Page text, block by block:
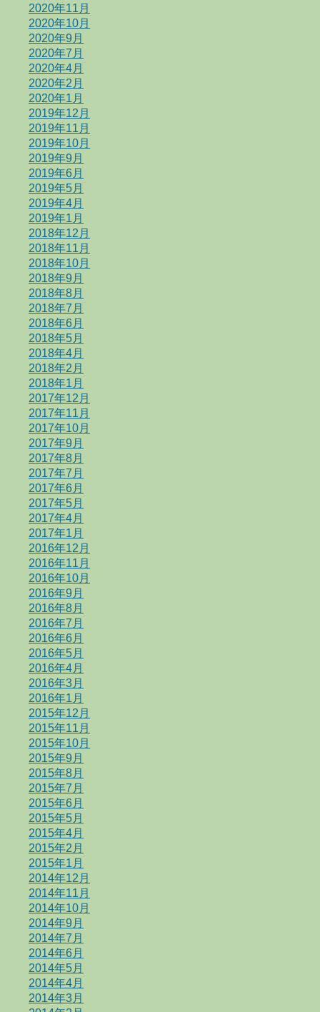
2020年11月
2020年10月
2020年9月
2020年7月
2020年4月
2020年2月
2020年1月
2019年12月
2019年11月
2019年10月
2019年9月
2019年6月
2019年5月
2019年4月
2019年1月
2018年12月
2018年11月
2018年10月
2018年9月
2018年8月
2018年7月
2018年6月
2018年5月
2018年4月
2018年2月
2018年1月
2017年12月
2017年11月
2017年10月
2017年9月
2017年8月
2017年7月
2017年6月
2017年5月
2017年4月
2017年1月
2016年12月
2016年11月
2016年10月
2016年9月
2016年8月
2016年7月
2016年6月
2016年5月
2016年4月
2016年3月
2016年1月
2015年12月
2015年11月
2015年10月
2015年9月
2015年8月
2015年7月
2015年6月
2015年5月
2015年4月
2015年2月
2015年1月
2014年12月
2014年11月
2014年10月
2014年9月
2014年7月
2014年6月
2014年5月
2014年4月
2014年3月